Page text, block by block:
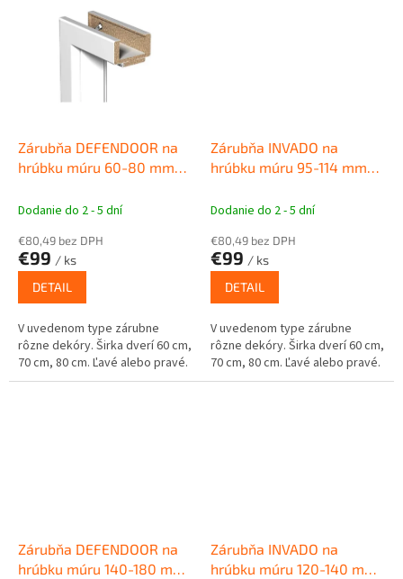
Zárubňa DEFENDOOR na
hrúbku múru 60-80 mm
interiérové dvere
Dodanie do 2 - 5 dní
€80,49 bez DPH
€99 / ks
DETAIL
V uvedenom type zárubne
rôzne dekóry. Širka dverí 60 cm,
70 cm, 80 cm. Ľavé alebo pravé.
Zárubňa INVADO na
hrúbku múru 95-114 mm
interiérové dvere
Dodanie do 2 - 5 dní
€80,49 bez DPH
€99 / ks
DETAIL
V uvedenom type zárubne
rôzne dekóry. Širka dverí 60 cm,
70 cm, 80 cm. Ľavé alebo pravé.
Zárubňa DEFENDOOR na
hrúbku múru 140-180 mm
Zárubňa INVADO na
hrúbku múru 120-140 mm